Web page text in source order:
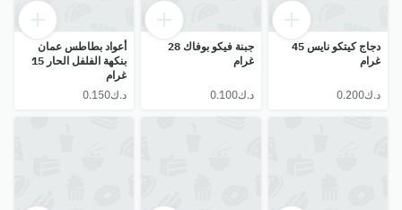
دجاج كيتكو نايس 45
غرام
جبنة فيكو بوفاك 28
غرام
⁦د.ك0.100⁩
أعواد بطاطس عمان
بنكهة الفلفل الحار 15
غرام